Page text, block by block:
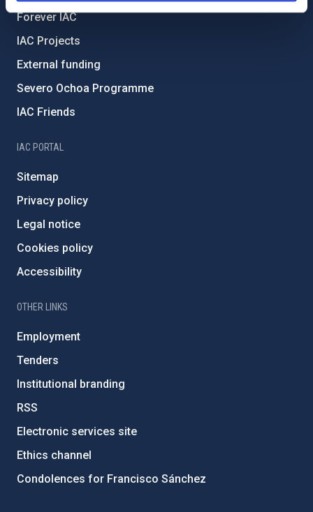
Forever IAC
IAC Projects
External funding
Severo Ochoa Programme
IAC Friends
IAC PORTAL
Sitemap
Privacy policy
Legal notice
Cookies policy
Accessibility
OTHER LINKS
Employment
Tenders
Institutional branding
RSS
Electronic services site
Ethics channel
Condolences for Francisco Sánchez